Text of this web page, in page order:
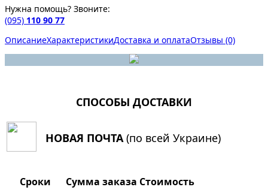
Нужна помощь? Звоните:
(095) 110 90 77
ОписаниеХарактеристикиДоставка и оплатаОтзывы (0)
СПОСОБЫ ДОСТАВКИ
НОВАЯ ПОЧТА(по всей Украине)
Сроки Сумма заказа Стоимость